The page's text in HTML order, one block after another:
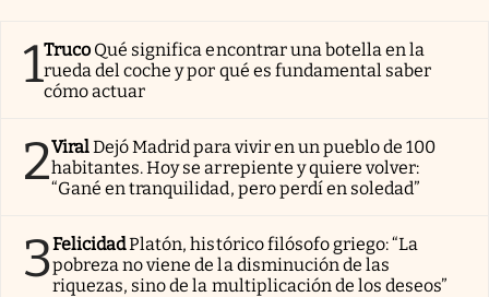
1Truco Qué significa encontrar una botella en la
rueda del coche y por qué es fundamental saber
cómo actuar
2ViralDejó Madrid para vivir en un pueblo de 100
habitantes. Hoy se arrepiente y quiere volver:
“Gané en tranquilidad, pero perdí en soledad”
3FelicidadPlatón, histórico filósofo griego: “La
pobreza no viene de la disminución de las
riquezas, sino de la multiplicación de los deseos”